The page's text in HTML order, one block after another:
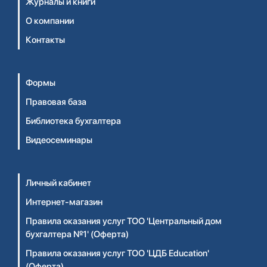
О компании
Контакты
Формы
Правовая база
Библиотека бухгалтера
Видеосеминары
Личный кабинет
Интернет-магазин
Правила оказания услуг ТОО 'Центральный дом
бухгалтера №1' (Оферта)
Правила оказания услуг ТОО 'ЦДБ Education'